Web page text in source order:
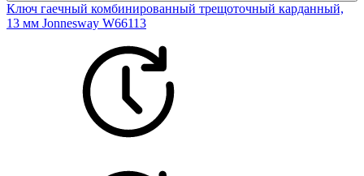
Ключ гаечный комбинированный трещоточный карданный,
13 мм Jonnesway W66113